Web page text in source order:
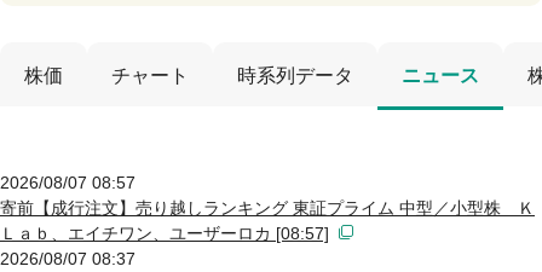
株価 チャート 時系列データ ニュース
2026/08/07 08:57
寄前【成行注文】売り越しランキング 東証プライム 中型／小型株 Ｋ
Ｌａｂ、エイチワン、ユーザーロカ [08:57]
2026/08/07 08:37